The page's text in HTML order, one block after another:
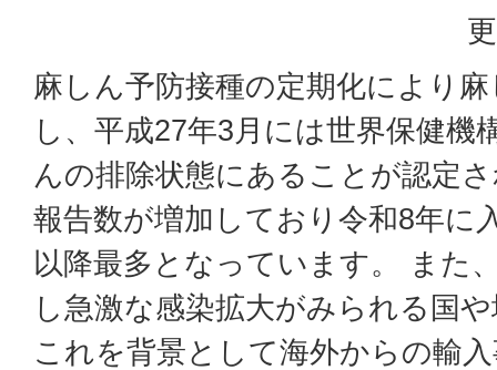
麻しん予防接種の定期化により
し、平成27年3月には世界保健機
んの排除状態にあることが認定
報告数が増加しており令和8年に
以降最多となっています。 また
し急激な感染拡大がみられる国
これを背景として海外からの輸